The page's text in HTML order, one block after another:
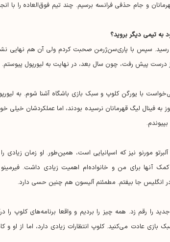
و جام حذفی فرانسه برسیم. چند تیم فوق‌العاده را با
رسید. سپس با پاری‌سن‌ژرمن صحبت کردم ولی آن هم نهایی
درست پیش رفت، چون سال بعد، در نهایت به لیورپول پیوستم.
با یورگن کلوپ و سبک بازی باشگاه آشنا شوم. به
فینال لیگ قهرمانان نرسیده بودند، اما عملکردشان خیلی
مورنو نیز که اسپانیایی است، همین‌طور. او زمان زیادی را
کمک آنها برای من و خانواده‌ام اهمیت زیادی داشت.
انگلیس جا بیفتم. مطمئنم آلیسون هم چنین حسی دارد.
را رقم زد. همه چیز را بردیم و واقعا برنامه‌های کلوپ را
عادت می‌کنید. کلوپ انتظارات زیادی دارد، اما از او و